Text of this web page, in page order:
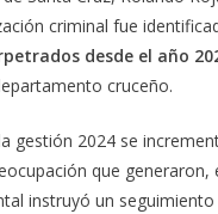
criminal fue
desde el año
cruceño.
gestión 2024 se
que generaron,
instruyó un seguimiento